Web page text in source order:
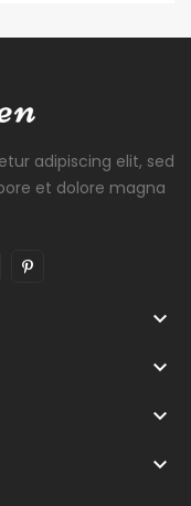
adipiscing elit, sed
et dolore magna



